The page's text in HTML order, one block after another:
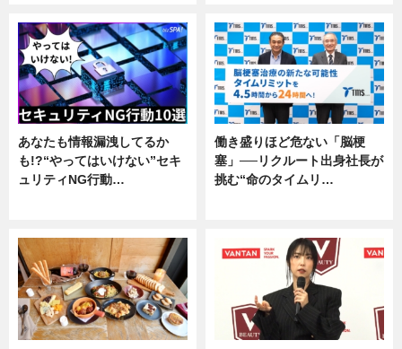
あなたも情報漏洩してるか
も!?“やってはいけない”セキ
ュリティNG行動…
働き盛りほど危ない「脳梗
塞」──リクルート出身社長が
挑む“命のタイムリ…